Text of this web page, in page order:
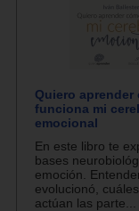
Quiero aprender
funciona mi
emocional
En este libro te
bases
emoción.
evolucionó,
actúan las parte...